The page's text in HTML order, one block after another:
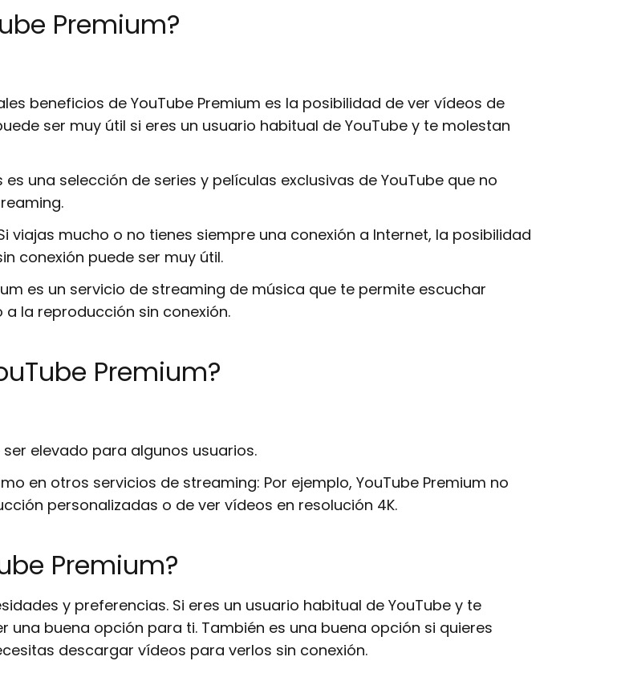
Premium?
beneficios de YouTube Premium es la posibilidad de ver vídeos de
ser muy útil si eres un usuario habitual de YouTube y te molestan
una selección de series y películas exclusivas de YouTube que no
viajas mucho o no tienes siempre una conexión a Internet, la posibilidad
conexión puede ser muy útil.
es un servicio de streaming de música que te permite escuchar
la reproducción sin conexión.
Premium?
ser elevado para algunos usuarios.
en otros servicios de streaming: Por ejemplo, YouTube Premium no
personalizadas o de ver vídeos en resolución 4K.
Premium?
y preferencias. Si eres un usuario habitual de YouTube y te
una buena opción para ti. También es una buena opción si quieres
descargar vídeos para verlos sin conexión.